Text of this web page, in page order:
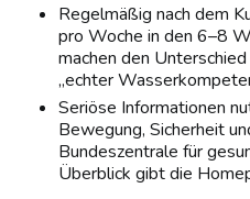
Regelmäßig nach dem
pro Woche in den 6–8
machen den Unterschied
„echter
Seriöse Informationen
Bewegung, Sicherheit
Bundeszentrale für
Überblick gibt die